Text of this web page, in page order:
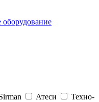
оборудование
Атеси
Техно-